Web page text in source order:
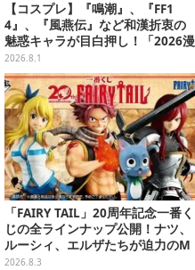
【コスプレ】『鳴潮』、『FF1
4』、『風燕伝』など和漢折衷の
魅惑キャラが目白押し！「2026漫
画博覧会」美麗レイヤー13選【写
真39枚】
2026.8.1
「FAIRY TAIL」20周年記念一番く
じの全ラインナップ公開！ナツ、
ルーシィ、エルザたちが迫力のM
ASTERLISEで初登場
2026.8.3